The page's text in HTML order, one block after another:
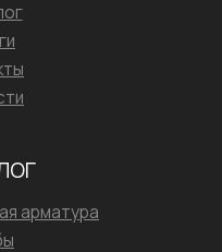
арматура